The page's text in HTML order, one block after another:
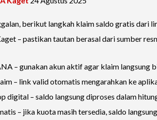
berikut langkah klaim saldo gratis dari
– pastikan tautan berasal dari sumber
– gunakan akun aktif agar klaim langsung
– link valid otomatis mengarahkan ke
digital – saldo langsung diproses dalam
– jika kuota masih tersedia, saldo